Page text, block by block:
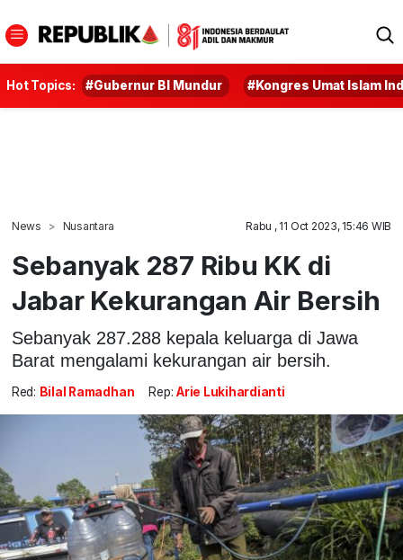
Hot Topics: #Gubernur BI Mundur #Kongres Umat Islam
News Nusantara Rabu , 11 Oct 2023, 15:46 WIB
Sebanyak 287 Ribu KK di
Jabar Kekurangan Air Bersih
Sebanyak 287.288 kepala keluarga di Jawa
Barat mengalami kekurangan air bersih.
Red: Bilal Ramadhan Rep: Arie Lukihardianti